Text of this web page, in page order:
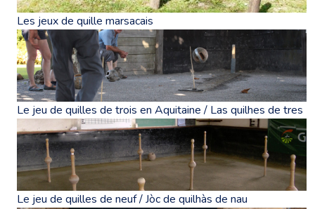
Les jeux de quille marsacais
Le jeu de quilles de trois en Aquitaine / Las quilhes de tres
Le jeu de quilles de neuf / Jòc de quilhàs de nau